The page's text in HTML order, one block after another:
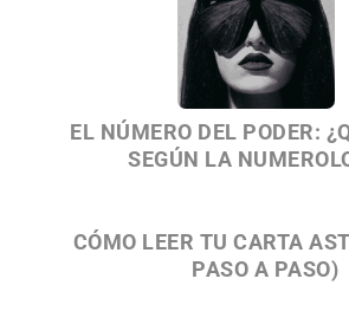
EL NÚMERO DEL PODER:
SEGÚN LA
CÓMO LEER TU CARTA
PASO A PASO)